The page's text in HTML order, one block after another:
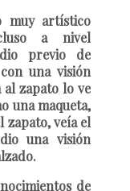
muy artístico
a nivel
previo de
una visión
al zapato lo ve
una maqueta,
zapato, veía el
una visión
de